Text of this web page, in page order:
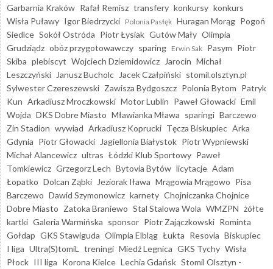
Garbarnia Kraków Rafał Remisz transfery konkursy konkurs
Wisła Puławy Igor Biedrzycki Polonia Pasłęk Huragan Morąg Pogoń
Siedlce Sokół Ostróda Piotr Łysiak Gutów Mały Olimpia
Grudziądz obóz przygotowawczy sparing Erwin Sak Pasym Piotr
Skiba plebiscyt Wojciech Dziemidowicz Jarocin Michał
Leszczyński
Janusz Bucholc Jacek Czałpiński stomil.olsztyn.pl
Sylwester Czereszewski Zawisza Bydgoszcz Polonia Bytom Patryk
Kun Arkadiusz Mroczkowski Motor Lublin Paweł Głowacki Emil
Wojda DKS Dobre Miasto Mławianka Mława sparingi Barczewo
Zin Stadion wywiad Arkadiusz Koprucki Tęcza Biskupiec Arka
Gdynia Piotr Głowacki Jagiellonia Białystok Piotr Wypniewski
Michał Alancewicz ultras Łódzki Klub Sportowy Paweł
Tomkiewicz Grzegorz Lech Bytovia Bytów licytacje Adam
Łopatko Dolcan Ząbki Jeziorak Iława Mrągowia Mrągowo Pisa
Barczewo Dawid Szymonowicz karnety Chojniczanka Chojnice
Dobre Miasto Zatoka Braniewo Stal Stalowa Wola WMZPN żółte
kartki Galeria Warmińska sponsor Piotr Zajączkowski Rominta
Gołdap GKS Stawiguda Olimpia Elbląg Łukta Resovia Biskupiec
I liga Ultra(S)tomiL treningi Miedź Legnica GKS Tychy Wisła
Płock III liga Korona Kielce Lechia Gdańsk Stomil Olsztyn -